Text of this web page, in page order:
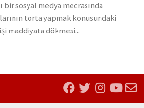
bir sosyal medya mecrasında
torta yapmak konusundaki
maddiyata dökmesi...